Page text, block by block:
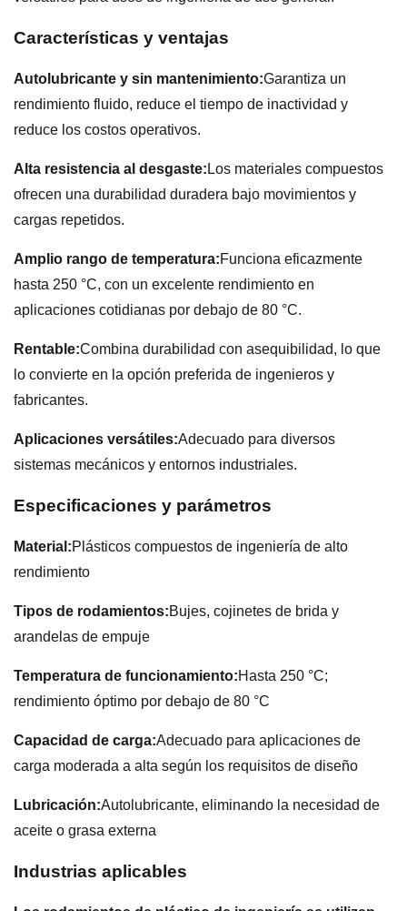
Características y ventajas
Autolubricante y sin mantenimiento:Garantiza un
rendimiento fluido, reduce el tiempo de inactividad y
reduce los costos operativos.
Alta resistencia al desgaste: Los materiales compuestos
ofrecen una durabilidad duradera bajo movimientos y
cargas repetidos.
Amplio rango de temperatura:Funciona eficazmente
hasta 250 °C, con un excelente rendimiento en
aplicaciones cotidianas por debajo de 80 °C.
Rentable:Combina durabilidad con asequibilidad, lo que
lo convierte en la opción preferida de ingenieros y
fabricantes.
Aplicaciones versátiles:Adecuado para diversos
sistemas mecánicos y entornos industriales.
Especificaciones y parámetros
Material:Plásticos compuestos de ingeniería de alto
rendimiento
Tipos de rodamientos:Bujes, cojinetes de brida y
arandelas de empuje
Temperatura de funcionamiento:Hasta 250 °C;
rendimiento óptimo por debajo de 80 °C
Capacidad de carga:Adecuado para aplicaciones de
carga moderada a alta según los requisitos de diseño
Lubricación:Autolubricante, eliminando la necesidad de
aceite o grasa externa
Industrias aplicables